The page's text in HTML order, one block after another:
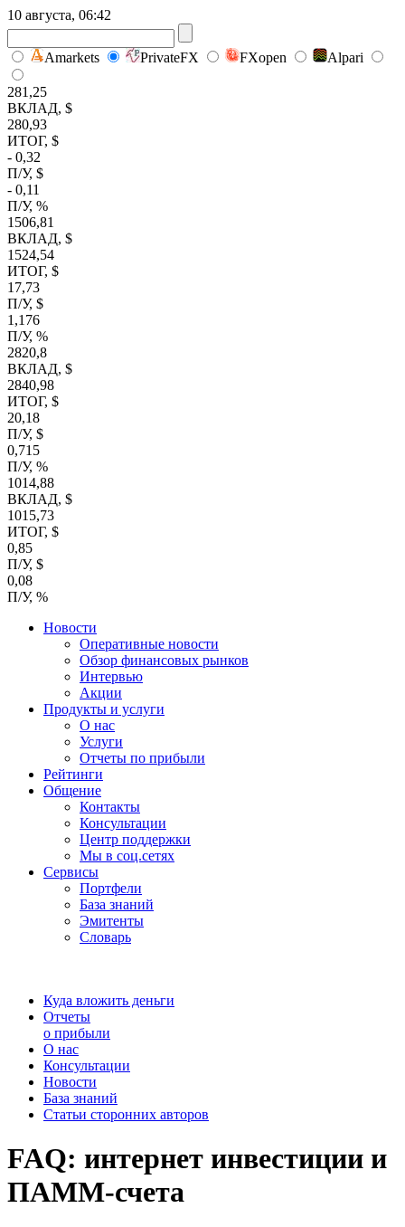
10 августа, 06:42
Amarkets PrivateFX FXopen Alpari
281,25
ВКЛАД, $
280,93
ИТОГ, $
- 0,32
П/У, $
- 0,11
П/У, %
1506,81
ВКЛАД, $
1524,54
ИТОГ, $
17,73
П/У, $
1,176
П/У, %
2820,8
ВКЛАД, $
2840,98
ИТОГ, $
20,18
П/У, $
0,715
П/У, %
1014,88
ВКЛАД, $
1015,73
ИТОГ, $
0,85
П/У, $
0,08
П/У, %
Новости
Оперативные новости
Обзор финансовых рынков
Интервью
Акции
Продукты и услуги
О нас
Услуги
Отчеты по прибыли
Рейтинги
Общение
Контакты
Консультации
Центр поддержки
Мы в соц.сетях
Сервисы
Портфели
База знаний
Эмитенты
Словарь
Куда вложить деньги
Отчеты
о прибыли
О нас
Консультации
Новости
База знаний
Статьи сторонних авторов
FAQ: интернет инвестиции и
ПАММ-счета